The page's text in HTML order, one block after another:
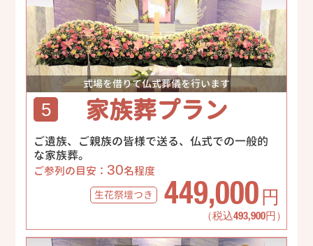
式場を借りて仏式葬儀を行います
5 家族葬プラン
ご遺族、ご親族の皆様で送る、仏式での一般的
な家族葬。
ご参列の目安： 30名程度
生花祭壇つき 449,000 円
（税込493,900円）